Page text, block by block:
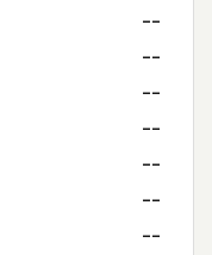
--
--
--
--
--
--
--